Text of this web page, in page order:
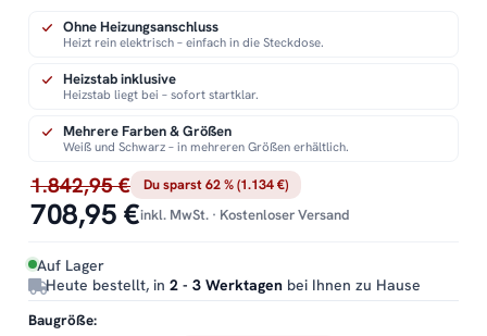
1.842,95 € Du sparst 62 % (1.134 €)
708,95 €inkl. MwSt. · Kostenloser Versand
Auf Lager
Heute bestellt, in 2 - 3 Werktagen bei Ihnen zu Hause
Ohne Heizungsanschluss
Heizt rein elektrisch – einfach in die Steckdose.
Heizstab inklusive
Heizstab liegt bei – sofort startklar.
Mehrere Farben & Größen
Weiß und Schwarz – in mehreren Größen erhältlich.
Baugröße: